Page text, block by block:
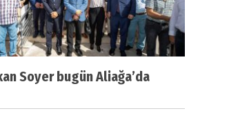
Soyer bugün Aliağa’da